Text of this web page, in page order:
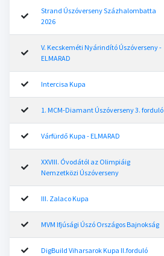
Strand Úszóverseny Százhalombatta
2026
V. Kecskeméti Nyárindító Úszóverseny -
ELMARAD
Intercisa Kupa
1. MCM-Diamant Úszóverseny 3. forduló
Várfürdő Kupa - ELMARAD
XXVIII. Óvodától az Olimpiáig
Nemzetközi Úszóverseny
III. Zalaco Kupa
MVM Ifjúsági Úszó Országos Bajnokság
DigBuild Viharsarok Kupa II.forduló